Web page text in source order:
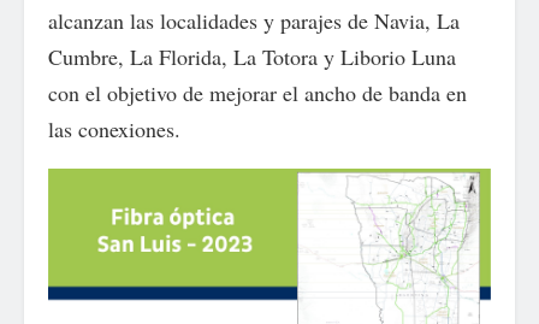
alcanzan las localidades y parajes de Navia, La
Cumbre, La Florida, La Totora y Liborio Luna
con el objetivo de mejorar el ancho de banda en
las conexiones.